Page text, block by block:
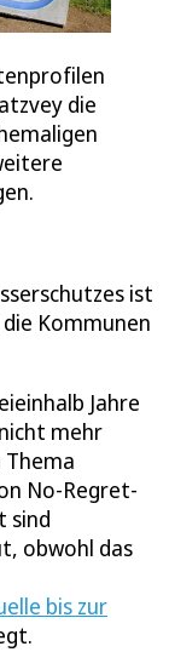
die
ist
Kommunen
Jahre
mehr
No-Regret-
sind
obwohl das
bis zur